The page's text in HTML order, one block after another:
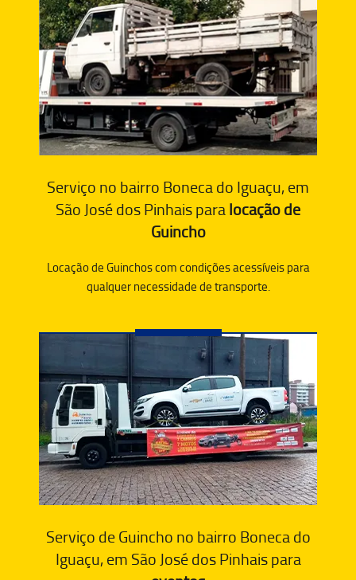
Serviço no bairro Boneca do Iguaçu, em
São José dos Pinhais paralocação de
Guincho
Locação de Guinchos com condições acessíveis para
qualquer necessidade de transporte.
Serviço de Guincho no bairro Boneca do
Iguaçu, em São José dos Pinhais para